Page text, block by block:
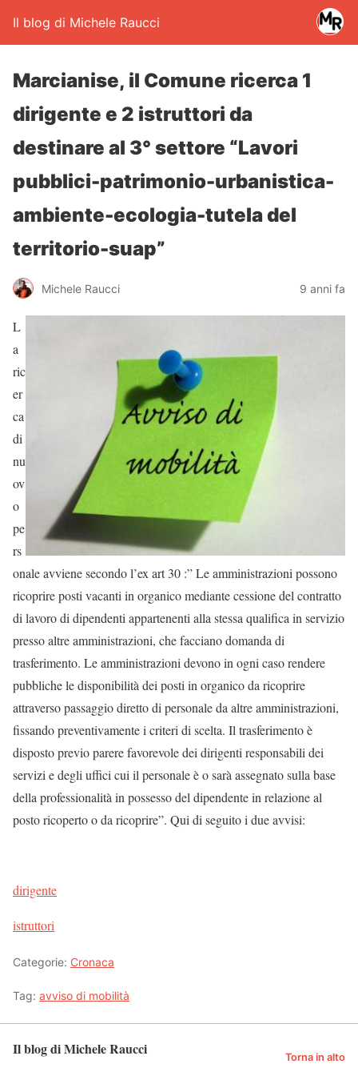
Il blog di Michele Raucci
Marcianise, il Comune ricerca 1
dirigente e 2 istruttori da
destinare al 3° settore “Lavori
pubblici-patrimonio-urbanistica-
ambiente-ecologia-tutela del
territorio-suap”
Michele Raucci 9 anni fa
L
a
ric
er
ca
di
nu
ov
o
pe
rs
onale avviene secondo l’ex art 30 :” Le amministrazioni possono
ricoprire posti vacanti in organico mediante cessione del contratto
di lavoro di dipendenti appartenenti alla stessa qualifica in servizio
presso altre amministrazioni, che facciano domanda di
trasferimento. Le amministrazioni devono in ogni caso rendere
pubbliche le disponibilità dei posti in organico da ricoprire
attraverso passaggio diretto di personale da altre amministrazioni,
fissando preventivamente i criteri di scelta. Il trasferimento è
disposto previo parere favorevole dei dirigenti responsabili dei
servizi e degli uffici cui il personale è o sarà assegnato sulla base
della professionalità in possesso del dipendente in relazione al
posto ricoperto o da ricoprire”. Qui di seguito i due avvisi:
dirigente
istruttori
Categorie: Cronaca
Tag: avviso di mobilità
Il blog di Michele Raucci Torna in alto